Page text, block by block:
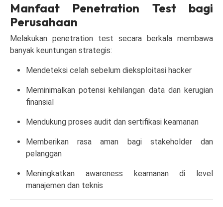
Manfaat Penetration Test bagi
Perusahaan
Melakukan penetration test secara berkala membawa
banyak keuntungan strategis:
Mendeteksi celah sebelum dieksploitasi hacker
Meminimalkan potensi kehilangan data dan kerugian
finansial
Mendukung proses audit dan sertifikasi keamanan
Memberikan rasa aman bagi stakeholder dan
pelanggan
Meningkatkan awareness keamanan di level
manajemen dan teknis